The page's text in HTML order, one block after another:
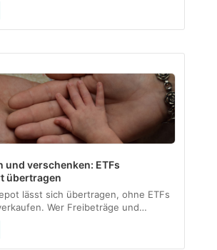
und verschenken: ETFs
übertragen
lässt sich übertragen, ohne ETFs
Wer Freibeträge und
gibt Vermögen steuerfrei an die
weiter....